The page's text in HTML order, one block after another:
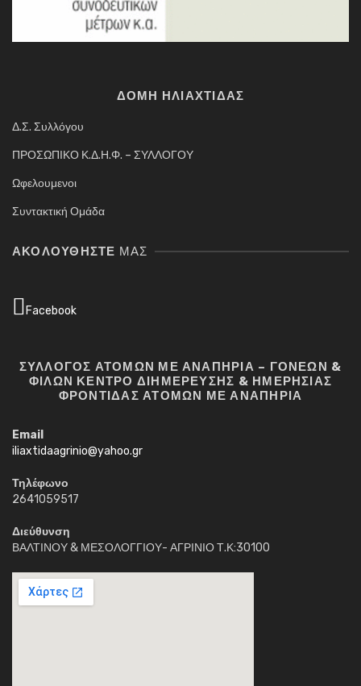
ΔΟΜΗ ΗΛΙΑΧΤΙΔΑΣ
Δ.Σ. Συλλόγου
ΠΡΟΣΩΠΙΚΟ Κ.Δ.Η.Φ. – ΣΥΛΛΟΓΟΥ
Ωφελουμενοι
Συντακτική Ομάδα
ΑΚΟΛΟΥΘΉΣΤΕ ΜΑΣ
Facebook
ΣΥΛΛΟΓΟΣ ΑΤΟΜΩΝ ΜΕ ΑΝΑΠΗΡΙΑ – ΓΟΝΕΩΝ &
ΦΙΛΩΝ ΚΕΝΤΡΟ ΔΙΗΜΕΡΕΥΣΗΣ & ΗΜΕΡΗΣΙΑΣ
ΦΡΟΝΤΙΔΑΣ ΑΤΟΜΩΝ ΜΕ ΑΝΑΠΗΡΙΑ
Email
iliaxtidaagrinio@yahoo.gr
Τηλέφωνο
2641059517
Διεύθυνση
ΒΑΛΤΙΝΟΥ & ΜΕΣΟΛΟΓΓΙΟΥ- ΑΓΡΙΝΙΟ Τ.Κ:30100